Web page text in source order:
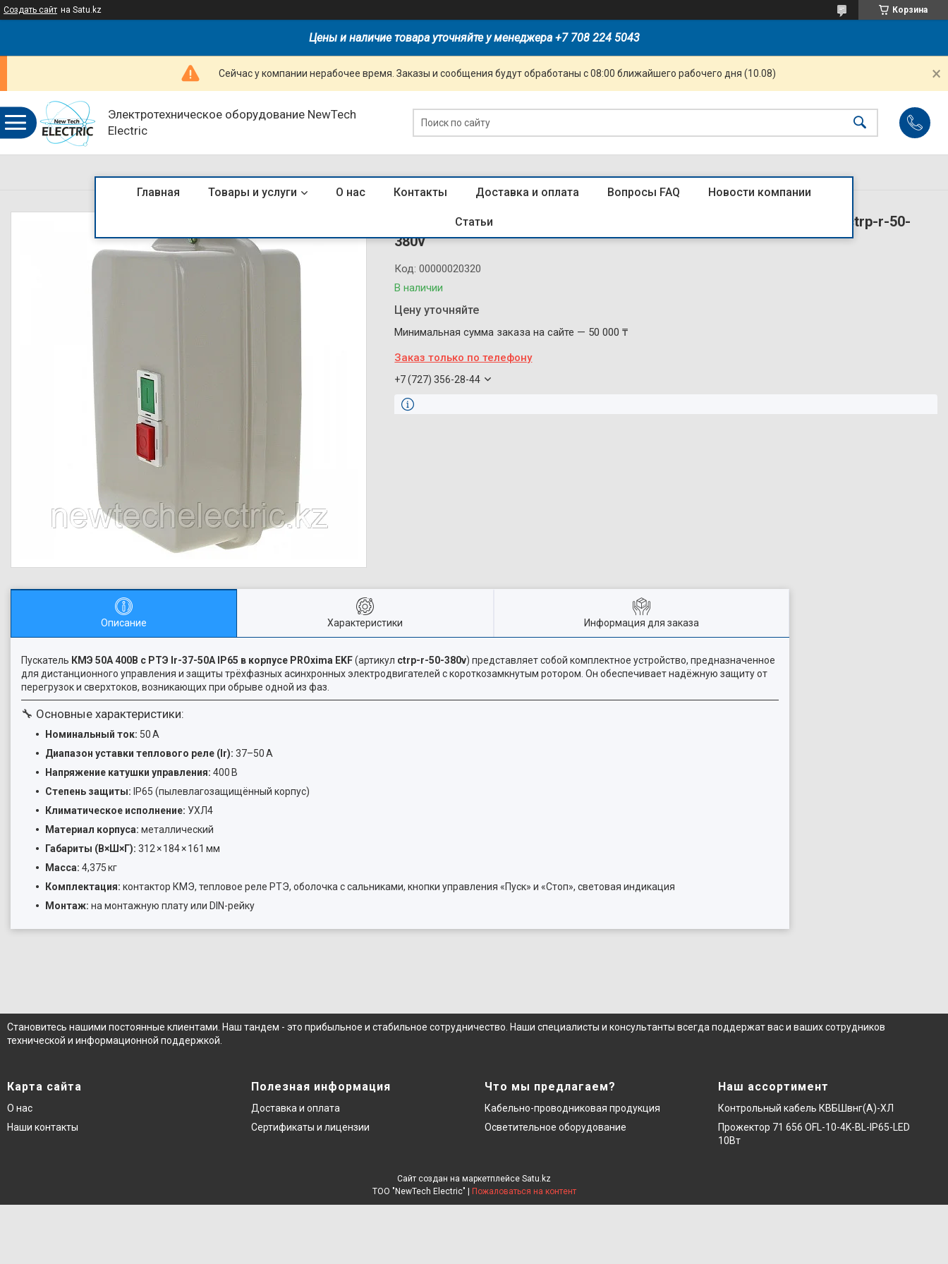
Создать сайт на Satu.kz Корзина
Цены и наличие товара уточняйте у менеджера +7 708 224 5043
Сейчас у компании нерабочее время. Заказы и сообщения будут обработаны с 08:00 ближайшего рабочего дня (10.08)
Электротехническое оборудование NewTech
Electric
Главная Товары и услуги О нас Контакты Доставка и оплата Вопросы FAQ Новости компании
Статьи
Пускатель КМЭ 50А 400В с РТЭ Ir-37-50А IP65 в корп. PROxima EKF ctrp-r-50-
380v
В наличии
Код:00000020320
Цену уточняйте
Минимальная сумма заказа на сайте — 50 000 ₸
Заказ только по телефону
+7 (727) 356-28-44
Описание Характеристики Информация для заказа
Пускатель КМЭ 50А 400В с РТЭ Ir-37-50А IP65 в корпусе PROxima EKF(артикул ctrp-r-50-380v) представляет собой комплектное устройство, предназначенное
для дистанционного управления и защиты трёхфазных асинхронных электродвигателей с короткозамкнутым ротором. Он обеспечивает надёжную защиту от
перегрузок и сверхтоков, возникающих при обрыве одной из фаз.
🔧 Основные характеристики:
Номинальный ток: 50 А
Диапазон уставки теплового реле (Ir): 37–50 А
Напряжение катушки управления: 400 В
Степень защиты: IP65 (пылевлагозащищённый корпус)
Климатическое исполнение: УХЛ4
Материал корпуса: металлический
Габариты (В×Ш×Г): 312 × 184 × 161 мм
Масса: 4,375 кг
Комплектация: контактор КМЭ, тепловое реле РТЭ, оболочка с сальниками, кнопки управления «Пуск» и «Стоп», световая индикация
Монтаж: на монтажную плату или DIN-рейку
Становитесь нашими постоянные клиентами. Наш тандем - это прибыльное и стабильное сотрудничество. Наши специалисты и консультанты всегда поддержат вас и ваших сотрудников
технической и информационной поддержкой.
Карта сайта
О нас
Наши контакты
Полезная информация
Доставка и оплата
Сертификаты и лицензии
Что мы предлагаем?
Кабельно-проводниковая продукция
Осветительное оборудование
Наш ассортимент
Контрольный кабель КВБШвнг(А)-ХЛ
Прожектор 71 656 OFL-10-4K-BL-IP65-LED
10Вт
Сайт создан на маркетплейсе Satu.kz
Пожаловаться на контент